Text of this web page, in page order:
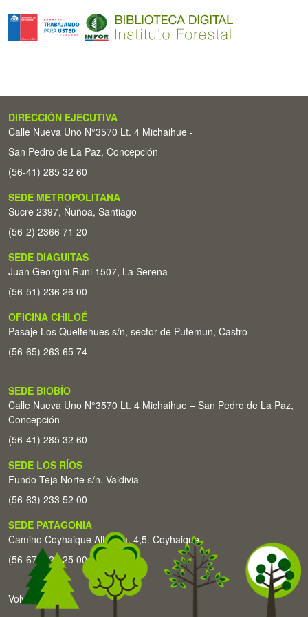
DIRECCIÓN EJECUTIVA
Calle Nueva Uno N°3570 Lt. 4 Michaihue -
San Pedro de La Paz, Concepción
(56-41) 285 32 60
SEDE METROPOLITANA
Sucre 2397, Ñuñoa, Santiago
(56-2) 2366 71 20
SEDE DIAGUITAS
Juan Georgini Runi 1507, La Serena
(56-51) 236 26 00
OFICINA CHILOÉ
Pasaje Los Queltehues s/n, sector de Putemun, Castro
(56-65) 263 65 74
SEDE BIOBÍO
Calle Nueva Uno N°3570 Lt. 4 Michaihue – San Pedro de La Paz,
Concepción
(56-41) 285 32 60
SEDE LOS RÍOS
Fundo Teja Norte s/n. Valdivia
(56-63) 233 52 00
SEDE PATAGONIA
Camino Coyhaique Alto Km. 4,5. Coyhaique
(56-67) 226 25 00
Volver arriba